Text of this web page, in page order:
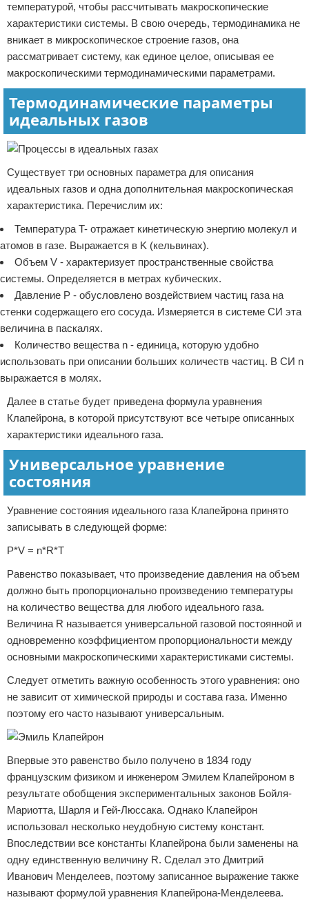
температурой, чтобы рассчитывать макроскопические
характеристики системы. В свою очередь, термодинамика не
вникает в микроскопическое строение газов, она
рассматривает систему, как единое целое, описывая ее
макроскопическими термодинамическими параметрами.
Термодинамические параметры
идеальных газов
Существует три основных параметра для описания
идеальных газов и одна дополнительная макроскопическая
характеристика. Перечислим их:
Температура T- отражает кинетическую энергию молекул и
атомов в газе. Выражается в K (кельвинах).
Объем V - характеризует пространственные свойства
системы. Определяется в метрах кубических.
Давление P - обусловлено воздействием частиц газа на
стенки содержащего его сосуда. Измеряется в системе СИ эта
величина в паскалях.
Количество вещества n - единица, которую удобно
использовать при описании больших количеств частиц. В СИ n
выражается в молях.
Далее в статье будет приведена формула уравнения
Клапейрона, в которой присутствуют все четыре описанных
характеристики идеального газа.
Универсальное уравнение
состояния
Уравнение состояния идеального газа Клапейрона принято
записывать в следующей форме:
P*V = n*R*T
Равенство показывает, что произведение давления на объем
должно быть пропорционально произведению температуры
на количество вещества для любого идеального газа.
Величина R называется универсальной газовой постоянной и
одновременно коэффициентом пропорциональности между
основными макроскопическими характеристиками системы.
Следует отметить важную особенность этого уравнения: оно
не зависит от химической природы и состава газа. Именно
поэтому его часто называют универсальным.
Впервые это равенство было получено в 1834 году
французским физиком и инженером Эмилем Клапейроном в
результате обобщения экспериментальных законов Бойля-
Мариотта, Шарля и Гей-Люссака. Однако Клапейрон
использовал несколько неудобную систему констант.
Впоследствии все константы Клапейрона были заменены на
одну единственную величину R. Сделал это Дмитрий
Иванович Менделеев, поэтому записанное выражение также
называют формулой уравнения Клапейрона-Менделеева.